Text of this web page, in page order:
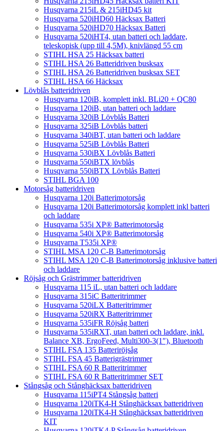
Husqvarna 215iL & 215iHD45 kit
Husqvarna 520iHD60 Häcksax Batteri
Husqvarna 520iHD70 Häcksax Batteri
Husqvarna 520iHT4, utan batteri och laddare,
teleskopisk (upp till 4,5M), knivlängd 55 cm
STIHL HSA 25 Häcksax batteri
STIHL HSA 26 Batteridriven busksax
STIHL HSA 26 Batteridriven busksax SET
STIHL HSA 66 Häcksax
Lövblås batteridriven
Husqvarna 120iB, komplett inkl. BLi20 + QC80
Husqvarna 120iB, utan batteri och laddare
Husqvarna 320iB Lövblås Batteri
Husqvarna 325iB Lövblås batteri
Husqvarna 340iBT, utan batteri och laddare
Husqvarna 525iB Lövblås Batteri
Husqvarna 530iBX Lövblås Batteri
Husqvarna 550iBTX lövblås
Husqvarna 550iBTX Lövblås Batteri
STIHL BGA 100
Motorsåg batteridriven
Husqvarna 120i Batterimotorsåg
Husqvarna 120i Batterimotorsåg komplett inkl batteri
och laddare
Husqvarna 535i XP® Batterimotorsåg
Husqvarna 540i XP® Batterimotorsåg
Husqvarna T535i XP®
STIHL MSA 120 C-B Batterimotorsåg
STIHL MSA 120 C-B Batterimotorsåg inklusive batteri
och laddare
Röjsåg och Grästrimmer batteridriven
Husqvarna 115 iL, utan batteri och laddare
Husqvarna 315iC Batteritrimmer
Husqvarna 520iLX Batteritrimmer
Husqvarna 520iRX Batteritrimmer
Husqvarna 535iFR Röjsåg batteri
Husqvarna 535iRXT, utan batteri och laddare, inkl.
Balance XB, ErgoFeed, Multi300-3(1″), Bluetooth
STIHL FSA 135 Batteriröjsåg
STIHL FSA 45 Batterigrästrimmer
STIHL FSA 60 R Batteritrimmer
STIHL FSA 60 R Batteritrimmer SET
Stångsåg och Stånghäcksax batteridriven
Husqvarna 115iPT4 Stångsåg batteri
Husqvarna 120iTK4-H Stånghäcksax batteridriven
Husqvarna 120iTK4-H Stånghäcksax batteridriven
KIT